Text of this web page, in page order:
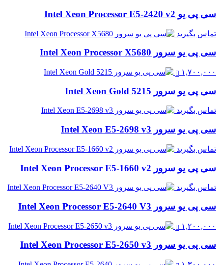
سی پی یو Intel Xeon Processor E5-2420 v2
تماس بگیرید
سی پی یو سرور Intel Xeon Processor X5680
۱,۷۰۰,۰۰۰
سی پی یو سرور Intel Xeon Gold 5215
تماس بگیرید
سی پی یو سرور Intel Xeon E5-2698 v3
تماس بگیرید
سی پی یو سرور Intel Xeon Processor E5-1660 v2
تماس بگیرید
سی پی یو سرور Intel Xeon Processor E5-2640 V3
۱,۲۰۰,۰۰۰
سی پی یو سرور Intel Xeon Processor E5-2650 v3